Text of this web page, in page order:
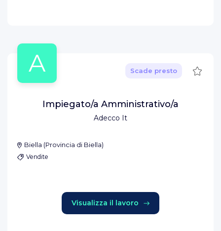
A
Adecco It
Scade presto Salva
Impiegato/a Amministrativo/a
Biella (Provincia di Biella)
Vendite
Visualizza il lavoro